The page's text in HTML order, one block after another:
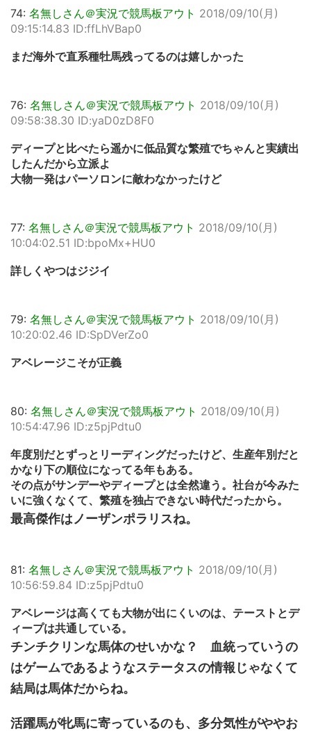
74: 名無しさん＠実況で競馬板アウト 2018/09/10(月)
09:15:14.83 ID:ffLhVBap0
まだ海外で直系種牡馬残ってるのは嬉しかった
76: 名無しさん＠実況で競馬板アウト 2018/09/10(月)
09:58:38.30 ID:yaD0zD8F0
ディープと比べたら遥かに低品質な繁殖でちゃんと実績出
したんだから立派よ
大物一発はパーソロンに敵わなかったけど
77: 名無しさん＠実況で競馬板アウト 2018/09/10(月)
10:04:02.51 ID:bpoMx+HU0
詳しくやつはジジイ
79: 名無しさん＠実況で競馬板アウト 2018/09/10(月)
10:20:02.46 ID:SpDVerZo0
アベレージこそが正義
80: 名無しさん＠実況で競馬板アウト 2018/09/10(月)
10:54:47.96 ID:z5pjPdtu0
年度別だとずっとリーディングだったけど、生産年別だと
かなり下の順位になってる年もある。
その点がサンデーやディープとは全然違う。社台が今みた
いに強くなくて、繁殖を独占できない時代だったから。
最高傑作はノーザンポラリスね。
81: 名無しさん＠実況で競馬板アウト 2018/09/10(月)
10:56:59.84 ID:z5pjPdtu0
アベレージは高くても大物が出にくいのは、テーストとデ
ィープは共通している。
チンチクリンな馬体のせいかな？ 血統っていうの
はゲームであるようなステータスの情報じゃなくて
結局は馬体だからね。
活躍馬が牝馬に寄っているのも、多分気性がややお